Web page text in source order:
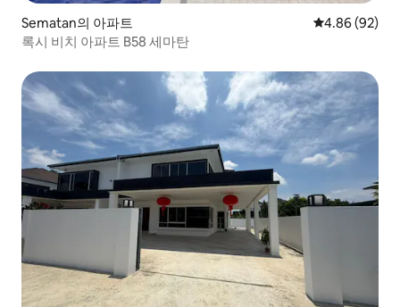
Sematan의 아파트 평점 4.86점(5
4.86 (92)
록시 비치 아파트 B58 세마탄